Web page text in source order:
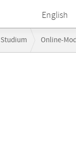
English
Studium Online-